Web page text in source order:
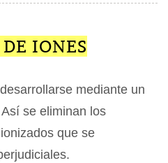
IONES
mediante un
Así se eliminan los
que se